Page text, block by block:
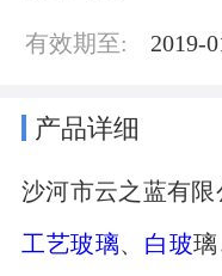
有效期至: 2019-
产品详细
沙河市云之蓝有
工艺玻璃 白玻璃